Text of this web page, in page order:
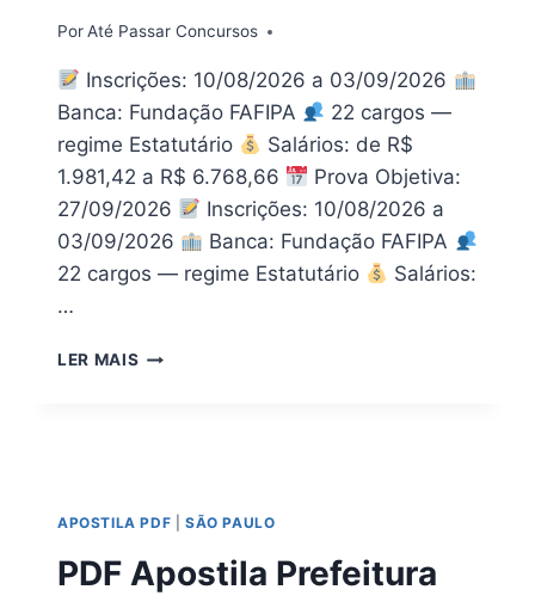
PorAté Passar Concursos
Inscrições: 10/08/2026 a 03/09/2026
Banca: Fundação FAFIPA
22 cargos —
regime Estatutário
Salários: de R$
1.981,42 a R$ 6.768,66
Prova Objetiva:
27/09/2026
Inscrições: 10/08/2026 a
03/09/2026
Banca: Fundação FAFIPA
22 cargos — regime Estatutário
Salários:
…
LER MAIS CONCURSO
APOSTILA
APOSTILA PDF SÃO PAULO
PDF Apostila Prefeitura